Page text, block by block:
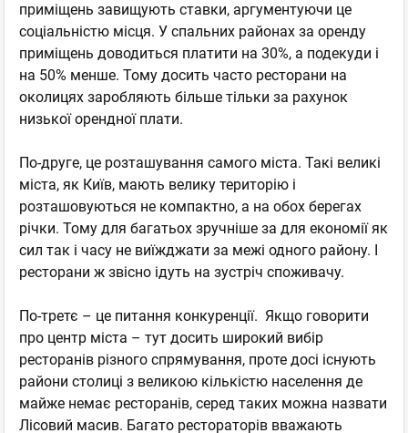
приміщень завищують ставки, аргументуючи це
соціальністю місця. У спальних районах за оренду
приміщень доводиться платити на 30%, а подекуди і
на 50% менше. Тому досить часто ресторани на
околицях заробляють більше тільки за рахунок
низької орендної плати.
По-друге, це розташування самого міста. Такі великі
міста, як Київ, мають велику територію і
розташовуються не компактно, а на обох берегах
річки. Тому для багатьох зручніше за для економії як
сил так і часу не виїжджати за межі одного району. І
ресторани ж звісно ідуть на зустріч споживачу.
По-третє – це питання конкуренції. Якщо говорити
про центр міста – тут досить широкий вибір
ресторанів різного спрямування, проте досі існують
райони столиці з великою кількістю населення де
майже немає ресторанів, серед таких можна назвати
Лісовий масив. Багато рестораторів вважають